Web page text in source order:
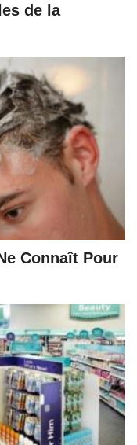
de la
Connaît Pour